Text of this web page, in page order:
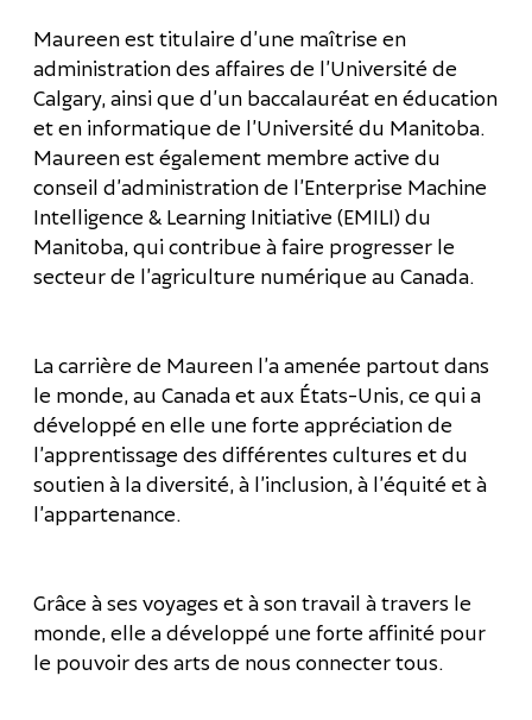
Maureen est titulaire d’une maîtrise en
administration des affaires de l’Université de
Calgary, ainsi que d’un baccalauréat en éducation
et en informatique de l’Université du Manitoba.
Maureen est également membre active du
conseil d’administration de l’Enterprise Machine
Intelligence & Learning Initiative (EMILI) du
Manitoba, qui contribue à faire progresser le
secteur de l’agriculture numérique au Canada.
La carrière de Maureen l’a amenée partout dans
le monde, au Canada et aux États-Unis, ce qui a
développé en elle une forte appréciation de
l’apprentissage des différentes cultures et du
soutien à la diversité, à l’inclusion, à l’équité et à
l’appartenance.
Grâce à ses voyages et à son travail à travers le
monde, elle a développé une forte affinité pour
le pouvoir des arts de nous connecter tous.